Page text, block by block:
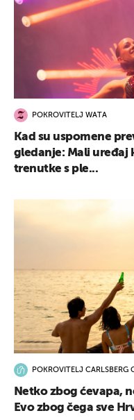
POKROVITELJ WATA
Kad su uspomene
gledanje: Mali uređaj
trenutke s ple...
POKROVITELJ CARLSBERG
Netko zbog ćevapa,
Evo zbog čega sve